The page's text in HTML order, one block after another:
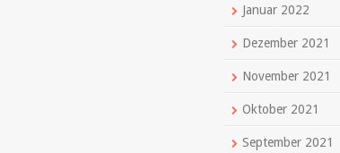
Januar 2022
Dezember 2021
November 2021
Oktober 2021
September 2021